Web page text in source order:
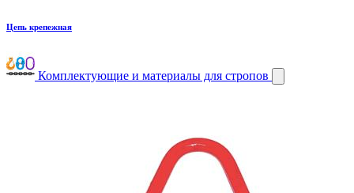
Цепь крепежная
Комплектующие и материалы для стропов